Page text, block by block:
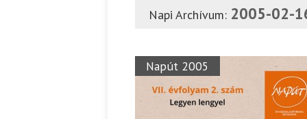
Napi Archívum: 2005-02-
Napút 2005